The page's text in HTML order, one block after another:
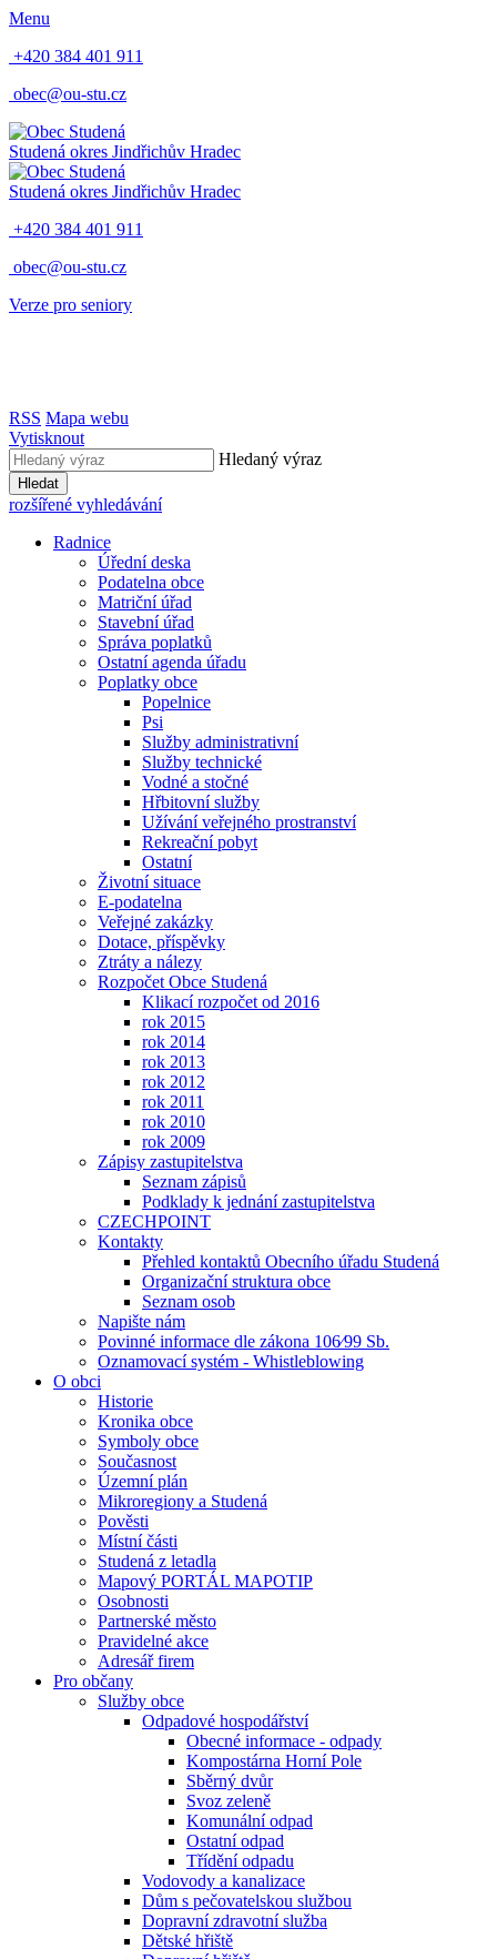
Menu
+420 384 401 911
obec@ou-stu.cz
Studená okres Jindřichův Hradec
Studená okres Jindřichův Hradec
+420 384 401 911
obec@ou-stu.cz
Verze pro seniory
RSS Mapa webu
Vytisknout
Hledaný výraz
Hledat
rozšířené vyhledávání
Radnice
Úřední deska
Podatelna obce
Matriční úřad
Stavební úřad
Správa poplatků
Ostatní agenda úřadu
Poplatky obce
Popelnice
Psi
Služby administrativní
Služby technické
Vodné a stočné
Hřbitovní služby
Užívání veřejného prostranství
Rekreační pobyt
Ostatní
Životní situace
E-podatelna
Veřejné zakázky
Dotace, příspěvky
Ztráty a nálezy
Rozpočet Obce Studená
Klikací rozpočet od 2016
rok 2015
rok 2014
rok 2013
rok 2012
rok 2011
rok 2010
rok 2009
Zápisy zastupitelstva
Seznam zápisů
Podklady k jednání zastupitelstva
CZECHPOINT
Kontakty
Přehled kontaktů Obecního úřadu Studená
Organizační struktura obce
Seznam osob
Napište nám
Povinné informace dle zákona 106⁄99 Sb.
Oznamovací systém - Whistleblowing
O obci
Historie
Kronika obce
Symboly obce
Současnost
Územní plán
Mikroregiony a Studená
Pověsti
Místní části
Studená z letadla
Mapový PORTÁL MAPOTIP
Osobnosti
Partnerské město
Pravidelné akce
Adresář firem
Pro občany
Služby obce
Odpadové hospodářství
Obecné informace - odpady
Kompostárna Horní Pole
Sběrný dvůr
Svoz zeleně
Komunální odpad
Ostatní odpad
Třídění odpadu
Vodovody a kanalizace
Dům s pečovatelskou službou
Dopravní zdravotní služba
Dětské hřiště